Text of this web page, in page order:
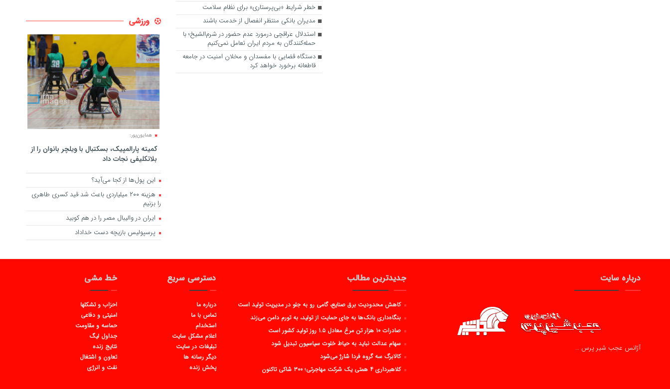
خطر شرایط «بی‌پرستاری» برای نظام سلامت
مدیران بانکی منتظر انفصال از خدمت باشند
استدلال عراقچی درمورد عدم حضور در شرم‌الشیخ؛ با
حمله‌کنندگان به مردم ایران تعامل نمی‌کنیم
دستگاه قضایی با مفسدان و مخلان امنیت در جامعه
قاطعانه برخورد خواهد کرد
ورزشی
همایون‌پور:
کمیته پارالمپیک، بسکتبال با ویلچر بانوان را از
بلاتکلیفی نجات داد
این پول‌ها از کجا می‌آید؟
هزینه ۲۰۰ میلیاردی باعث شد قید کسری طاهری
را بزنیم
ایران در والیبال مصر را در هم کوبید
پرسپولیس بازیچه دست خداداد
درباره سایت
آژانس عجب شیر پرس …
جدیدترین مطالب
کاهش محدودیت برق صنایع، گامی رو به جلو در مدیریت تولید است
بنگاه‌داری بانک‌ها به جای حمایت از تولید، به تورم دامن می‌زند
صادرات ۱۰ هزار تن مرغ معادل ۱.۵ روز تولید کشور است
سهام عدالت نباید به حیاط خلوت سیاسیون تبدیل شود
کالابرگ سه گروه فردا شارژ می‌شود
کلاهبرداری ۴ همتی یک شرکت مهاجرتی؛ ۳۰۰ شاکی تاکنون
دسترسی سریع
درباره ما
تماس با ما
استخدام
اعلام مشکل سایت
تبلیغات در سایت
دیگر رسانه ها
پخش زنده
خط مشی
احزاب و تشکلها
امنیتی و دفاعی
حماسه و مقاومت
جداول لیگ
نتایج زنده
تعاون و اشتغال
نفت و انرژی